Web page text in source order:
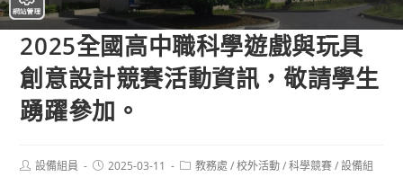
2025全國高中職科學遊戲與玩具
創意設計競賽活動資訊，敬請學生
踴躍參加。
Post設備組員
Post2025-03-11
Post教務處 / 校外活動 / 科學競賽 / 設備組